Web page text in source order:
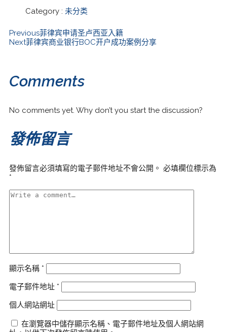
Category : 未分类
Previous菲律宾申请圣卢西亚入籍
Next菲律宾商业银行BOC开户成功案例分享
Comments
No comments yet. Why don’t you start the discussion?
發佈留言
發佈留言必須填寫的電子郵件地址不會公開。 必填欄位標示為
*
顯示名稱 *
電子郵件地址 *
個人網站網址
在瀏覽器中儲存顯示名稱、電子郵件地址及個人網站網